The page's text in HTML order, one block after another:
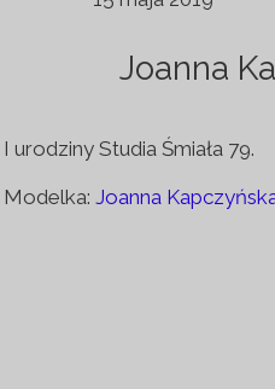
Joanna
I urodziny Studia Śmiała 79.
Modelka: Joanna